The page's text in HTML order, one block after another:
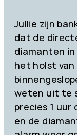
Jullie zijn
dat de
diamanten
het holst van
weten uit te
precies 1 uur
en de